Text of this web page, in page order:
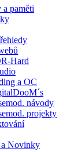
a paměti
Hard
a OC
návody
projekty
Novinky